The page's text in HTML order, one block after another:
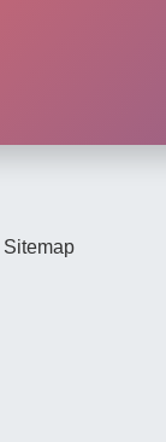
Sitemap